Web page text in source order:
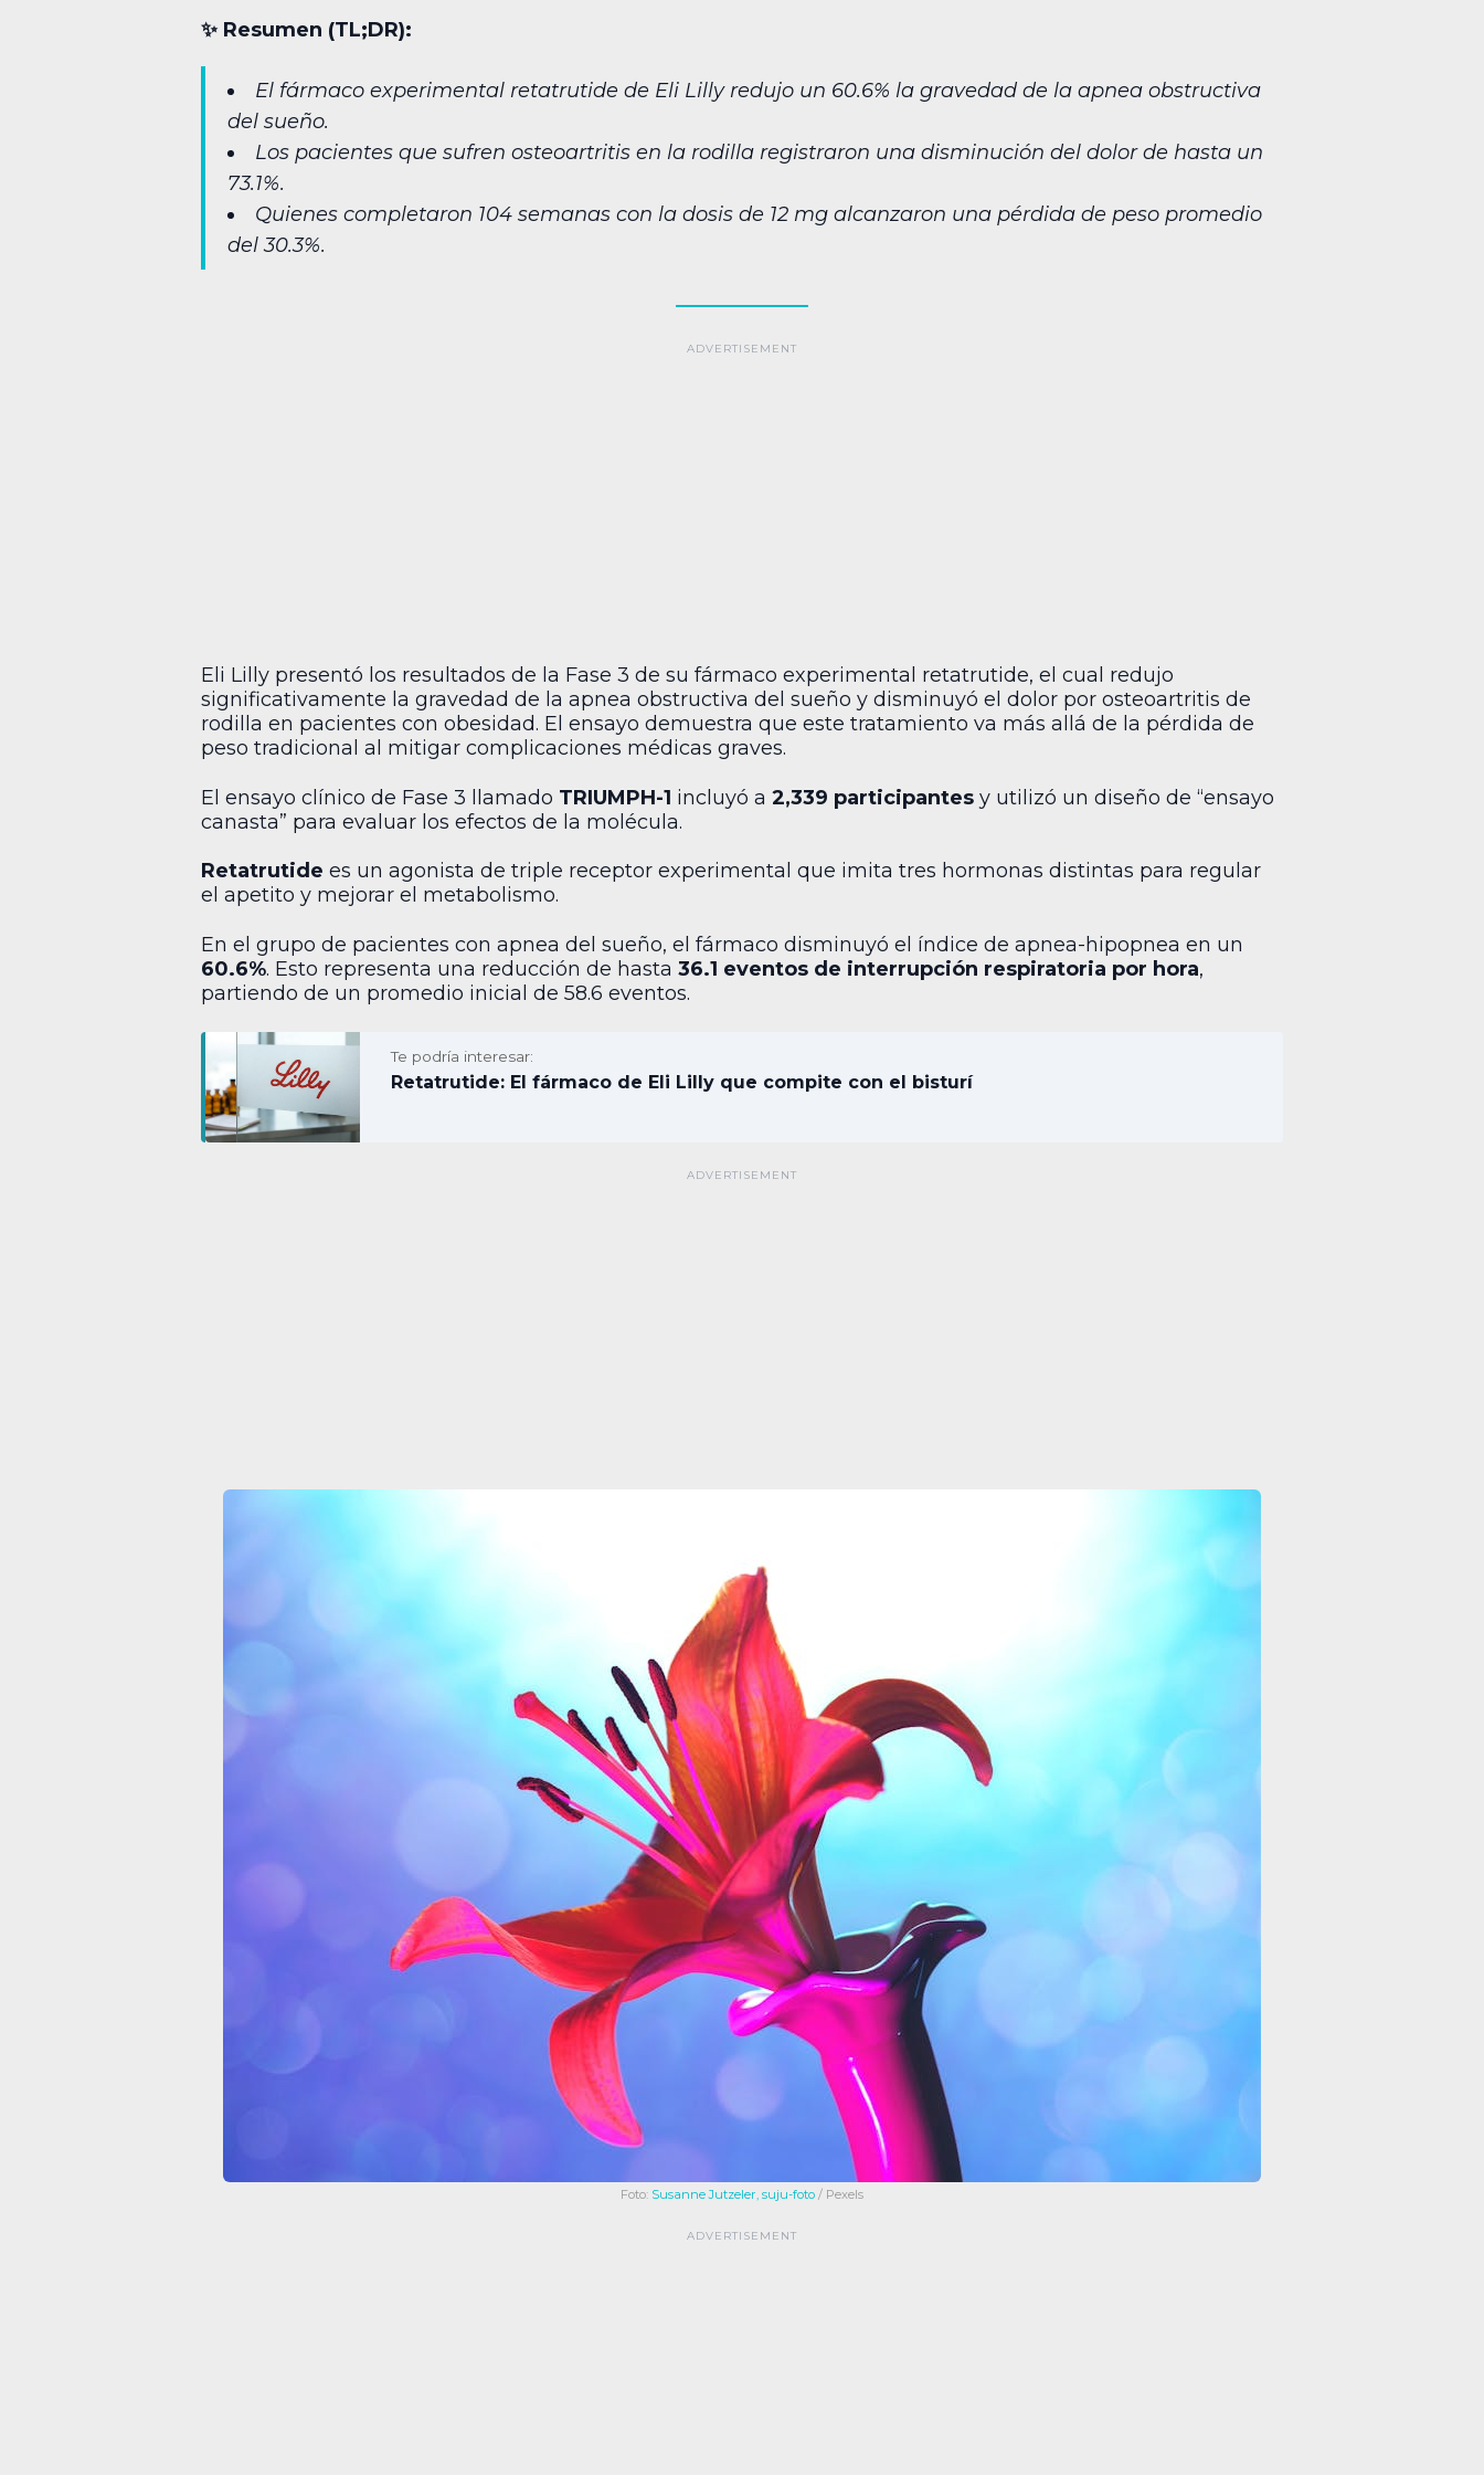
✨︎ Resumen (TL;DR):
El fármaco experimental retatrutide de Eli Lilly redujo un 60.6% la gravedad de la apnea obstructiva
del sueño.
Los pacientes que sufren osteoartritis en la rodilla registraron una disminución del dolor de hasta un
73.1%.
Quienes completaron 104 semanas con la dosis de 12 mg alcanzaron una pérdida de peso promedio
del 30.3%.
Eli Lilly presentó los resultados de la Fase 3 de su fármaco experimental retatrutide, el cual redujo
significativamente la gravedad de la apnea obstructiva del sueño y disminuyó el dolor por osteoartritis de
rodilla en pacientes con obesidad. El ensayo demuestra que este tratamiento va más allá de la pérdida de
peso tradicional al mitigar complicaciones médicas graves.
El ensayo clínico de Fase 3 llamado TRIUMPH-1 incluyó a 2,339 participantes y utilizó un diseño de “ensayo
canasta” para evaluar los efectos de la molécula.
Retatrutide es un agonista de triple receptor experimental que imita tres hormonas distintas para regular
el apetito y mejorar el metabolismo.
En el grupo de pacientes con apnea del sueño, el fármaco disminuyó el índice de apnea-hipopnea en un
60.6%. Esto representa una reducción de hasta 36.1 eventos de interrupción respiratoria por hora,
partiendo de un promedio inicial de 58.6 eventos.
Te podría interesar:
Retatrutide: El fármaco de Eli Lilly que compite con el bisturí
Foto: Susanne Jutzeler, suju-foto / Pexels